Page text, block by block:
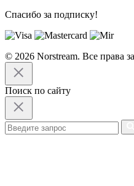
Спасибо за подписку!
© 2026 Norstream. Все права
Поиск по сайту